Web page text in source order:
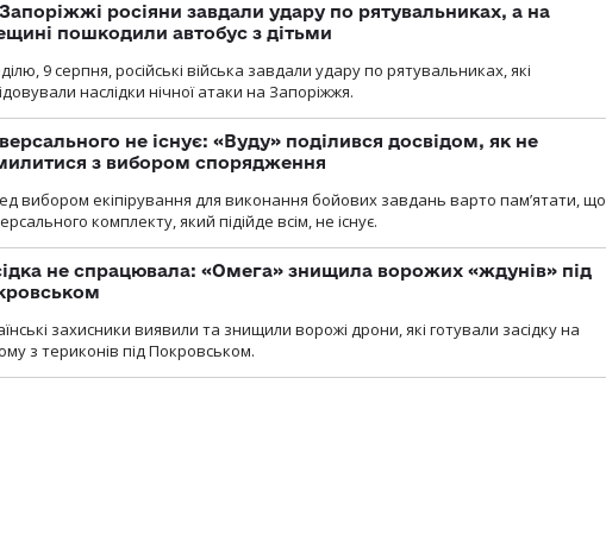
росіяни завдали удару по рятувальниках, а на
пошкодили автобус з дітьми
9 серпня, російські війська завдали удару по рятувальниках, які
наслідки нічної атаки на Запоріжжя.
не існує: «Вуду» поділився досвідом, як не
з вибором спорядження
вибором екіпірування для виконання бойових завдань варто пам’ятати, що
комплекту, який підійде всім, не існує.
не спрацювала: «Омега» знищила ворожих «ждунів» під
захисники виявили та знищили ворожі дрони, які готували засідку на
з териконів під Покровськом.